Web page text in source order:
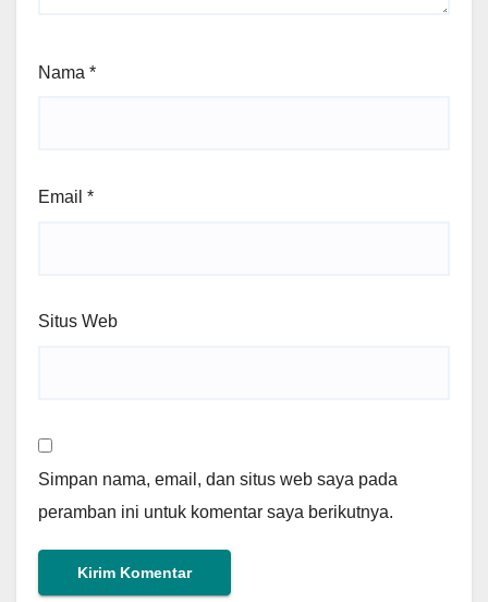
Nama *
Email *
Situs Web
Simpan nama, email, dan situs web saya pada
peramban ini untuk komentar saya berikutnya.